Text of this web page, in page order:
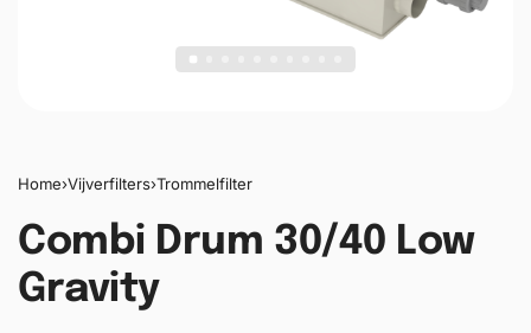
Home›Vijverfilters›Trommelfilter
Combi Drum 30/40 Low
Gravity